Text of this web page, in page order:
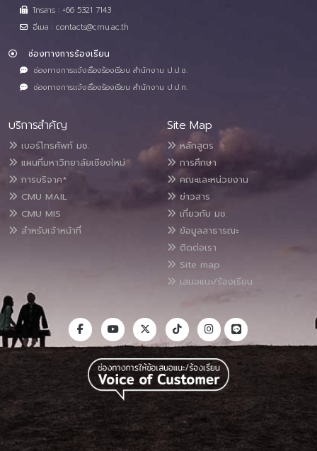
โทรสาร : +66 5321 7143
อีเมล : contacts@cmu.ac.th
ช่องทางการร้องเรียน
ช่องทางการแจ้งเรื่องร้องเรียน สำนักงาน ป.ป.ช.
ช่องทางการแจ้งเรื่องร้องเรียน สำนักงาน ป.ป.ท.
บริการสำคัญ
เบอร์โทรศัพท์ มช.
แผนที่มหาวิทยาลัยเชียงใหม่
การบริจาค*
CMU MAIL
CMU MIS
สำหรับเจ้าหน้าที่
Site Map
หลักสูตร
การศึกษา
คณะและหน่วยงาน
ข่าวสาร
เกี่ยวกับ มช.
ข้อมูลสาธารณะ
ติดต่อเรา
Site map
เสนอแนะ/ร้องเรียน